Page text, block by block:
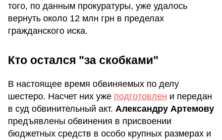
того, по данным прокуратуры, уже удалось
вернуть около 12 млн грн в пределах
гражданского иска.
Кто остался "за скобками"
В настоящее время обвиняемых по делу
шестеро. Насчет них уже подготовлен и передан
в суд обвинительный акт. Александру Артемову
предъявлены обвинения в присвоении
бюджетных средств в особо крупных размерах и